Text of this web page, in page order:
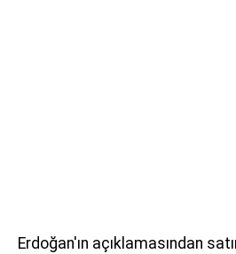
Erdoğan'ın açıklamasından